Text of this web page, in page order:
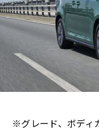
※グレード、ボディ